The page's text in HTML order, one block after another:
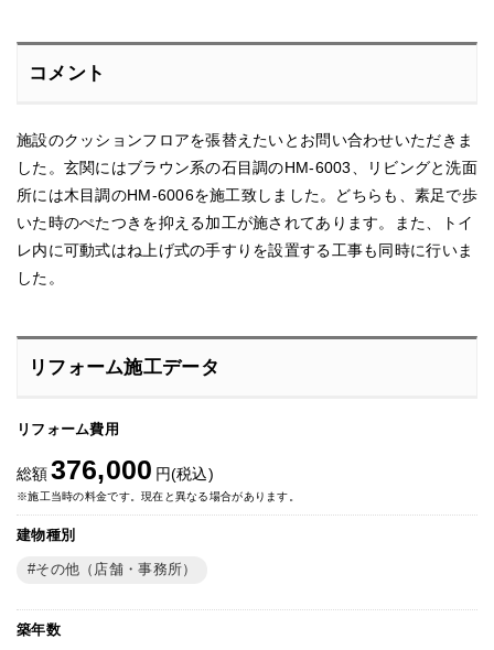
コメント
施設のクッションフロアを張替えたいとお問い合わせいただきま
した。玄関にはブラウン系の石目調のHM-6003、リビングと洗面
所には木目調のHM-6006を施工致しました。どちらも、素足で歩
いた時のぺたつきを抑える加工が施されてあります。また、トイ
レ内に可動式はね上げ式の手すりを設置する工事も同時に行いま
した。
リフォーム施工データ
リフォーム費用
総額376,000 円(税込)
※施工当時の料金です。現在と異なる場合があります。
建物種別
その他（店舗・事務所）
築年数